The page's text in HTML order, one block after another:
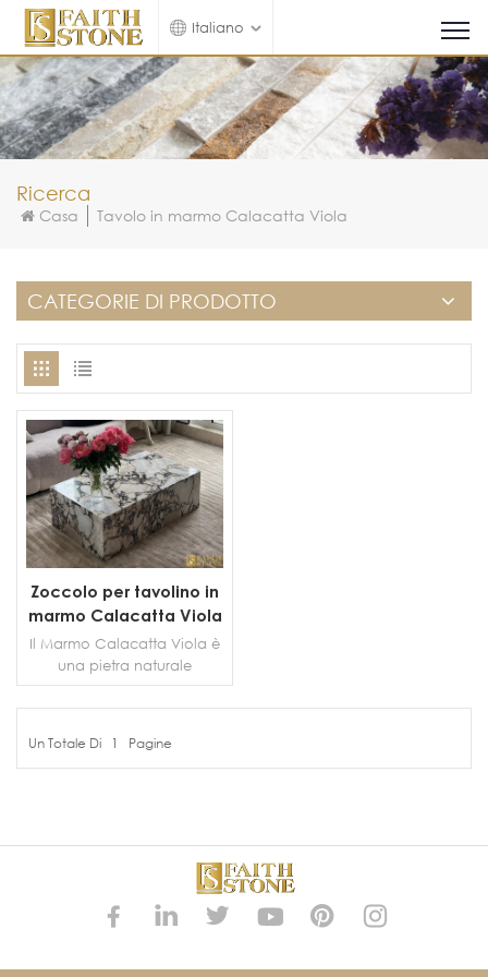
Italiano
Ricerca
Casa Tavolo in marmo Calacatta Viola
CATEGORIE DI PRODOTTO
Zoccolo per tavolino in
marmo Calacatta Viola
di alta qualità
Il Marmo Calacatta Viola è
una pietra naturale
straordinaria e opulenta,
che si distingue per la sua
accattivante. Questo
lussuoso marmo vanta una
visivo che ricorda un'opera
d'arte. Il colore di base del
marmo è un bianco puro,
che fornisce uno sfondo
per le venature audaci e
PIÙ DETTAGLI
Un Totale Di 1 Pagine